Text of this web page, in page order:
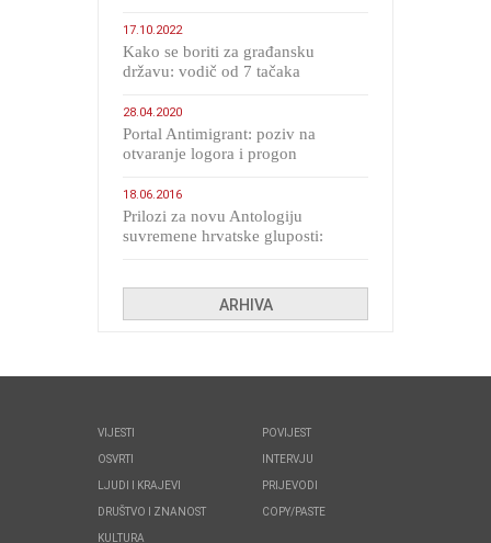
17.10.2022
Kako se boriti za građansku
državu: vodič od 7 tačaka
28.04.2020
Portal Antimigrant: poziv na
otvaranje logora i progon
18.06.2016
Prilozi za novu Antologiju
suvremene hrvatske gluposti:
ARHIVA
VIJESTI
OSVRTI
LJUDI I KRAJEVI
DRUŠTVO I ZNANOST
KULTURA
POVIJEST
INTERVJU
PRIJEVODI
COPY/PASTE